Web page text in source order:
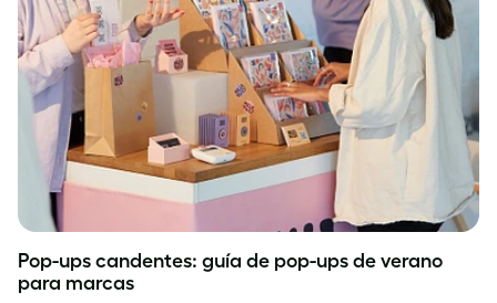
Pop-ups candentes: guía de pop-ups de verano
para marcas